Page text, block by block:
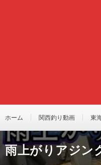
ホーム 関西釣り動画 東
雨上がりアジン